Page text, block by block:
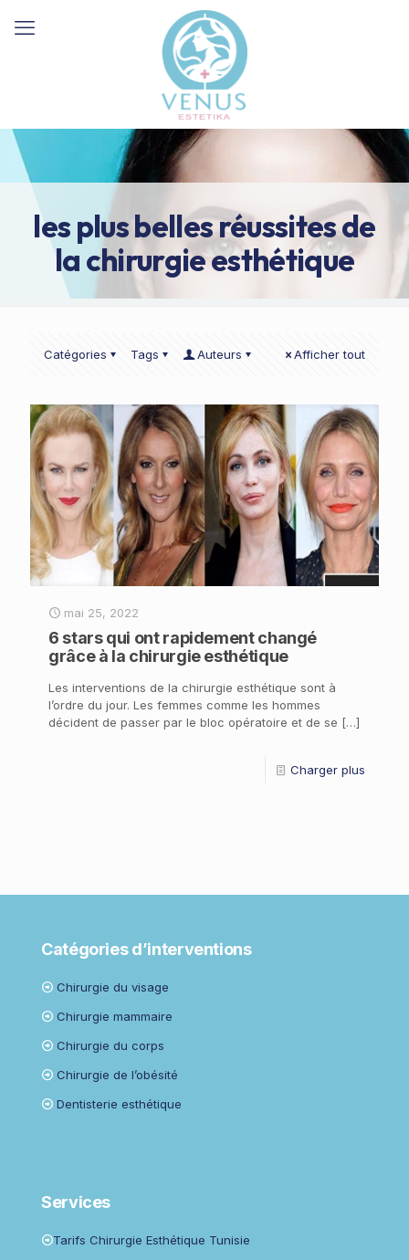
les plus belles réussites de
la chirurgie esthétique
Catégories Tags Auteurs Afficher tout
mai 25, 2022
6 stars qui ont rapidement changé
grâce à la chirurgie esthétique
Les interventions de la chirurgie esthétique sont à
l’ordre du jour. Les femmes comme les hommes
décident de passer par le bloc opératoire et de se […]
Charger plus
Catégories d’interventions
Chirurgie du visage
Chirurgie mammaire
Chirurgie du corps
Chirurgie de l’obésité
Dentisterie esthétique
Services
Tarifs Chirurgie Esthétique Tunisie